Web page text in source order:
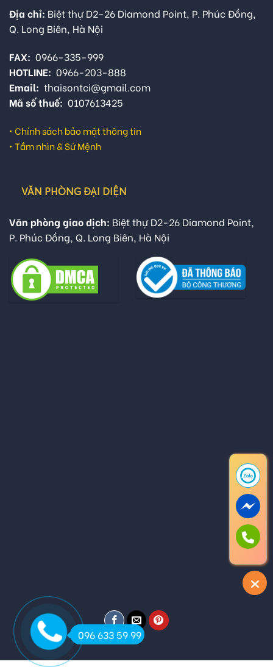
Địa chỉ: Biệt thự D2-26 Diamond Point, P. Phúc Đồng,
Q. Long Biên, Hà Nội
FAX: 0966-335-999
HOTLINE: 0966-203-888
Email: thaisontci@gmail.com
Mã số thuế: 0107613425
• Chính sách bảo mật thông tin
• Tầm nhìn & Sứ Mệnh
VĂN PHÒNG ĐẠI DIỆN
Văn phòng giao dịch: Biệt thự D2-26 Diamond Point,
P. Phúc Đồng, Q. Long Biên, Hà Nội
096 633 59 99